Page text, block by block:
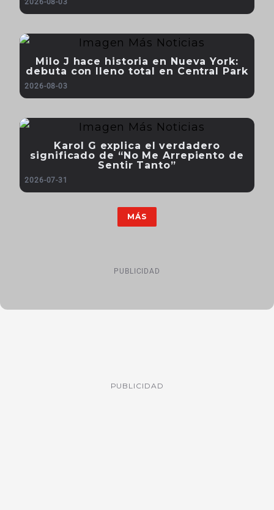
2026-08-03
Milo J hace historia en Nueva York:
debuta con lleno total en Central Park
2026-08-03
Karol G explica el verdadero
significado de “No Me Arrepiento de
Sentir Tanto”
2026-07-31
MÁS
PUBLICIDAD
PUBLICIDAD